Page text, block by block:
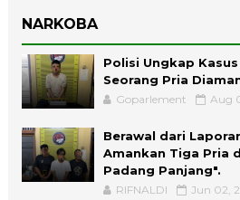
NARKOBA
Polisi Ungkap
Seorang Pria
Goparlement Aug
Berawal dari
Amankan Tiga Pria
Padang Panjang".
RIFNALDI Jun 02,